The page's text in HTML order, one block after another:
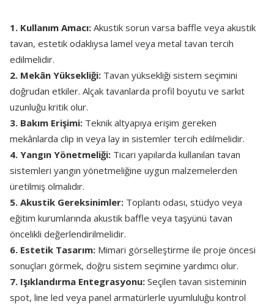
1. Kullanım Amacı: Akustik sorun varsa baffle veya akustik
tavan, estetik odaklıysa lamel veya metal tavan tercih
edilmelidir.
2. Mekân Yüksekliği: Tavan yüksekliği sistem seçimini
doğrudan etkiler. Alçak tavanlarda profil boyutu ve sarkıt
uzunluğu kritik olur.
3. Bakım Erişimi: Teknik altyapıya erişim gereken
mekânlarda clip in veya lay in sistemler tercih edilmelidir.
4. Yangın Yönetmeliği: Ticari yapılarda kullanılan tavan
sistemleri yangın yönetmeliğine uygun malzemelerden
üretilmiş olmalıdır.
5. Akustik Gereksinimler: Toplantı odası, stüdyo veya
eğitim kurumlarında akustik baffle veya taşyünü tavan
öncelikli değerlendirilmelidir.
6. Estetik Tasarım: Mimari görselleştirme ile proje öncesi
sonuçları görmek, doğru sistem seçimine yardımcı olur.
7. Işıklandırma Entegrasyonu: Seçilen tavan sisteminin
spot, line led veya panel armatürlerle uyumluluğu kontrol